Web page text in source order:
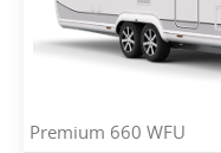
Premium 660 WFU